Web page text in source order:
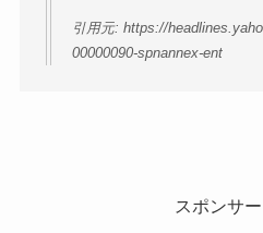
引用元: https://
00000090-spnannex-ent
スポンサ